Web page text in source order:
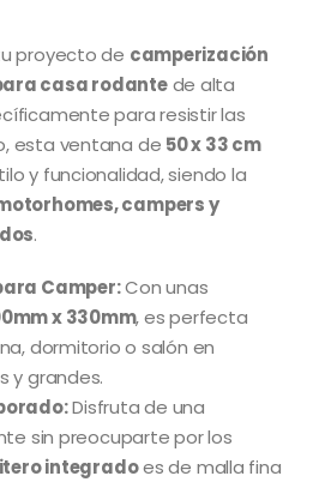
proyecto de camperización
casa rodantede alta
para resistir las
esta ventana de 50 x 33 cm
y funcionalidad, siendo la
campers y
.
Camper:Con unas
x 330mm, es perfecta
dormitorio o salón en
y grandes.
Disfruta de una
sin preocuparte por los
integradoes de malla fina